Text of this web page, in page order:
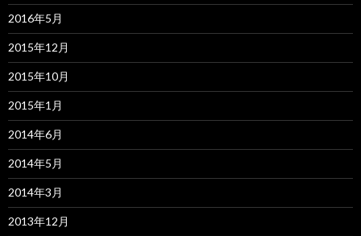
2016年5月
2015年12月
2015年10月
2015年1月
2014年6月
2014年5月
2014年3月
2013年12月